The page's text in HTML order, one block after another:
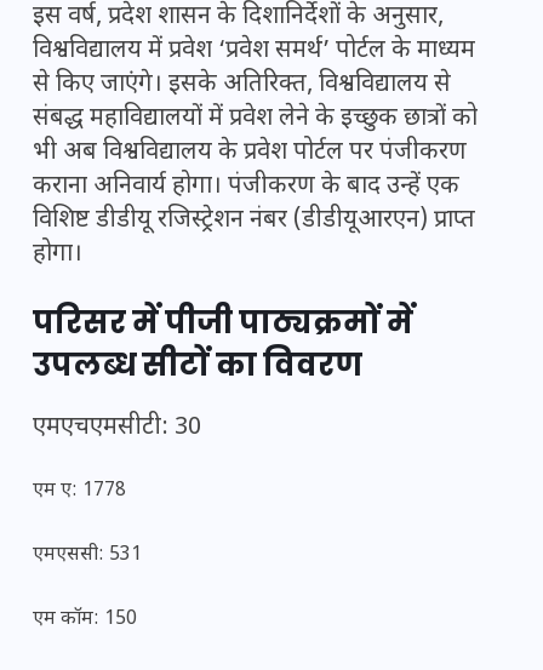
इस वर्ष, प्रदेश शासन के दिशानिर्देशों के अनुसार,
विश्वविद्यालय में प्रवेश ‘प्रवेश समर्थ’ पोर्टल के माध्यम
से किए जाएंगे। इसके अतिरिक्त, विश्वविद्यालय से
संबद्ध महाविद्यालयों में प्रवेश लेने के इच्छुक छात्रों को
भी अब विश्वविद्यालय के प्रवेश पोर्टल पर पंजीकरण
कराना अनिवार्य होगा। पंजीकरण के बाद उन्हें एक
विशिष्ट डीडीयू रजिस्ट्रेशन नंबर (डीडीयूआरएन) प्राप्त
होगा।
परिसर में पीजी पाठ्यक्रमों में
उपलब्ध सीटों का विवरण
एमएचएमसीटी: 30
एम ए: 1778
एमएससी: 531
एम कॉम: 150